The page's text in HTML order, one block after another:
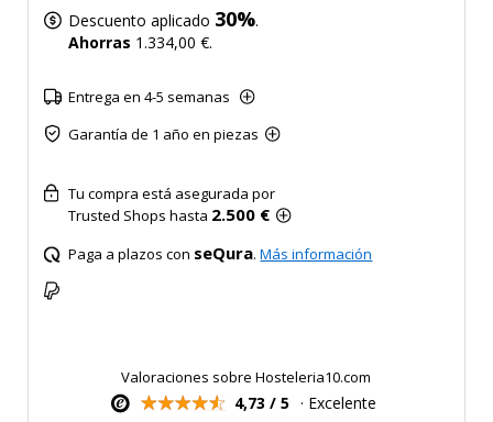
Descuento aplicado 30%.
Ahorras 1.334,00 €.
Entrega en 4-5 semanas
Garantía de 1 año en piezas
Tu compra está asegurada por
Trusted Shops hasta 2.500 €
Paga a plazos con seQura.Más información
Valoraciones sobre Hosteleria10.com
4,73 / 5 · Excelente